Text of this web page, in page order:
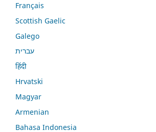
Français
Scottish Gaelic
Galego
עברית
हिंदी
Hrvatski
Magyar
Armenian
Bahasa Indonesia